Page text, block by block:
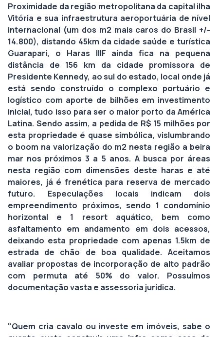
Proximidade da região metropolitana da capital ilha
Vitória e sua infraestrutura aeroportuária de nível
internacional (um dos m2 mais caros do Brasil +/-
14.800), distando 45km da cidade saúde e turística
Guarapari, o Haras IIIF ainda fica na pequena
distância de 156 km da cidade promissora de
Presidente Kennedy, ao sul do estado, local onde já
está sendo construído o complexo portuário e
logístico com aporte de bilhões em investimento
inicial, tudo isso para ser o maior porto da América
Latina. Sendo assim, a pedida de R$ 15 milhões por
esta propriedade é quase simbólica, vislumbrando
o boom na valorização do m2 nesta região a beira
mar nos próximos 3 a 5 anos. A busca por áreas
nesta região com dimensões deste haras e até
maiores, já é frenética para reserva de mercado
futuro. Especulações locais indicam dois
empreendimento próximos, sendo 1 condomínio
horizontal e 1 resort aquático, bem como
asfaltamento em andamento em dois acessos,
deixando esta propriedade com apenas 1.5km de
estrada de chão de boa qualidade. Aceitamos
avaliar propostas de incorporação de alto padrão
com permuta até 50% do valor. Possuímos
documentação vasta e assessoria jurídica.
"Quem cria cavalo ou investe em imóveis, sabe o